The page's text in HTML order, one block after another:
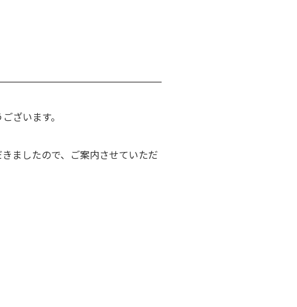
ざいます。
ましたので、ご案内させていただ